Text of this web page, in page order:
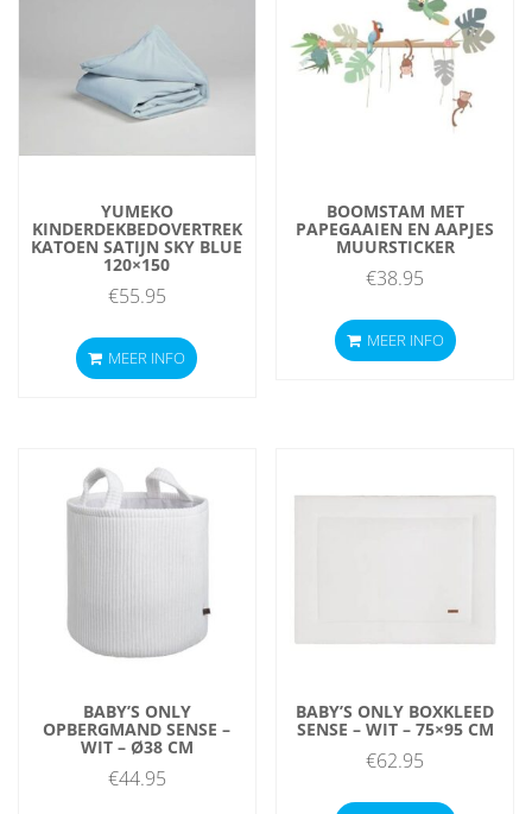
YUMEKO
KINDERDEKBEDOVERTREK
KATOEN SATIJN SKY BLUE
120×150
€55.95
MEER INFO
BOOMSTAM MET
PAPEGAAIEN EN AAPJES
MUURSTICKER
€38.95
MEER INFO
BABY’S ONLY
OPBERGMAND SENSE –
WIT – Ø38 CM
€44.95
BABY’S ONLY BOXKLEED
SENSE – WIT – 75×95 CM
€62.95